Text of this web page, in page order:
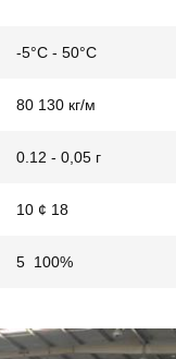
-5°C - 50°C
80 130 кг/м
0.12 - 0,05 г
10 ¢ 18
5 ️ 100%